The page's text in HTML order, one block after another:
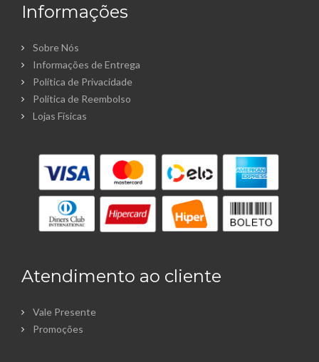
Informações
Sobre Nós
Informações de Entrega
Política de Privacidade
Política de Reembolso
Lojas Físicas
Atendimento ao cliente
Vale Presente
Promoções